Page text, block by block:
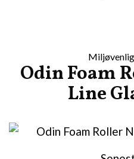
Odin Foam
Line